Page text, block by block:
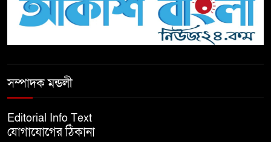
টিকটকে অশালীন কনটেন্ট ও অনলাইন
হয়রানির অভিযোগে ব্রাহ্মণবাড়িয়ায়
বেতাগীতে ঈদুল আজহা উপলক্ষে
সম্পাদক মন্ডলী
Editorial Info Text
যোগাযোগের ঠিকানা